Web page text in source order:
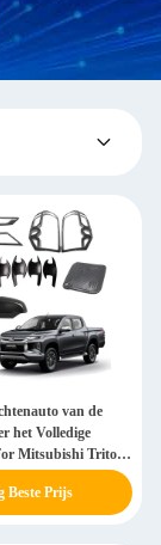
van de
het Volledige
Mitsubishi Triton
Beste Prijs